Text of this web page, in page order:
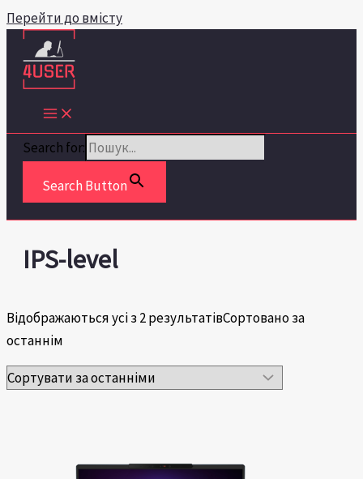
Перейти до вмісту
Search for:
Search Button
IPS-level
Відображаються усі з 2 результатівСортовано за
останнім